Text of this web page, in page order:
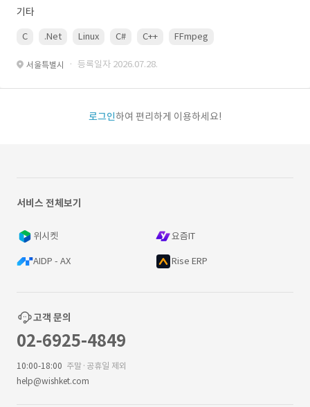
기타
C .Net Linux C# C++ FFmpeg
서울특별시 · 등록일자 2026.07.28.
로그인하여 편리하게 이용하세요!
서비스 전체보기
위시켓 요즘IT
AIDP - AX Rise ERP
고객 문의
02-6925-4849
10:00-18:00 주말·공휴일 제외
help@wishket.com